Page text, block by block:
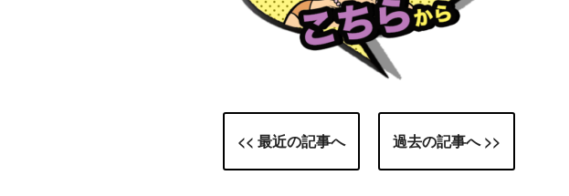
<< 最近の記事へ 過去の記事へ >>